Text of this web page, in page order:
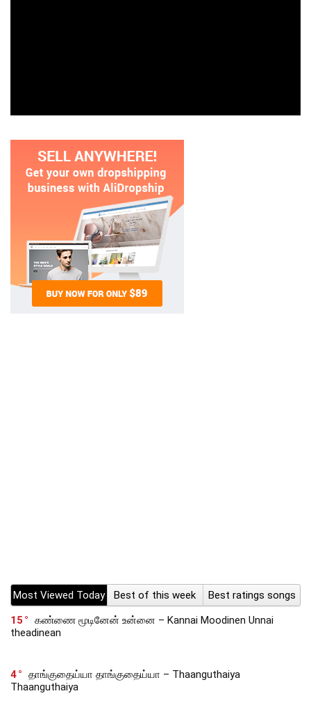
Most Viewed Today Best of this week
Best ratings songs
15
கண்ணை மூடினேன் உன்னை – Kannai Moodinen Unnai
theadinean
4
தாங்குதைய்யா தாங்குதைய்யா – Thaanguthaiya
Thaanguthaiya